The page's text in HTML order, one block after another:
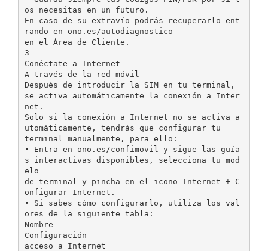
os necesitas en un futuro.
En caso de su extravío podrás recuperarlo ent
rando en ono.es/autodiagnostico
en el Área de Cliente.
3
Conéctate a Internet
A través de la red móvil
Después de introducir la SIM en tu terminal,
se activa automáticamente la conexión a Inter
net.
Solo si la conexión a Internet no se activa a
utomáticamente, tendrás que configurar tu
terminal manualmente, para ello:
• Entra en ono.es/confimovil y sigue las guía
s interactivas disponibles, selecciona tu mod
elo
de terminal y pincha en el icono Internet + C
onfigurar Internet.
• Si sabes cómo configurarlo, utiliza los val
ores de la siguiente tabla:
Nombre
Configuración
acceso a Internet